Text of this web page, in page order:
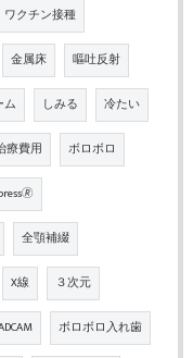
ワクチン接種
金属床 嘔吐反射
ム しみる 冷たい
療費用 ボロボロ
全顎補綴
X線 ３次元
ボロボロ入れ歯